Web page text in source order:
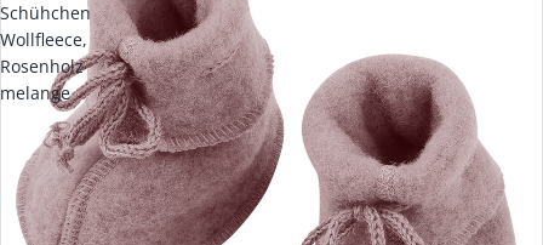
Schühchen
Wollfleece,
Rosenholz
melange